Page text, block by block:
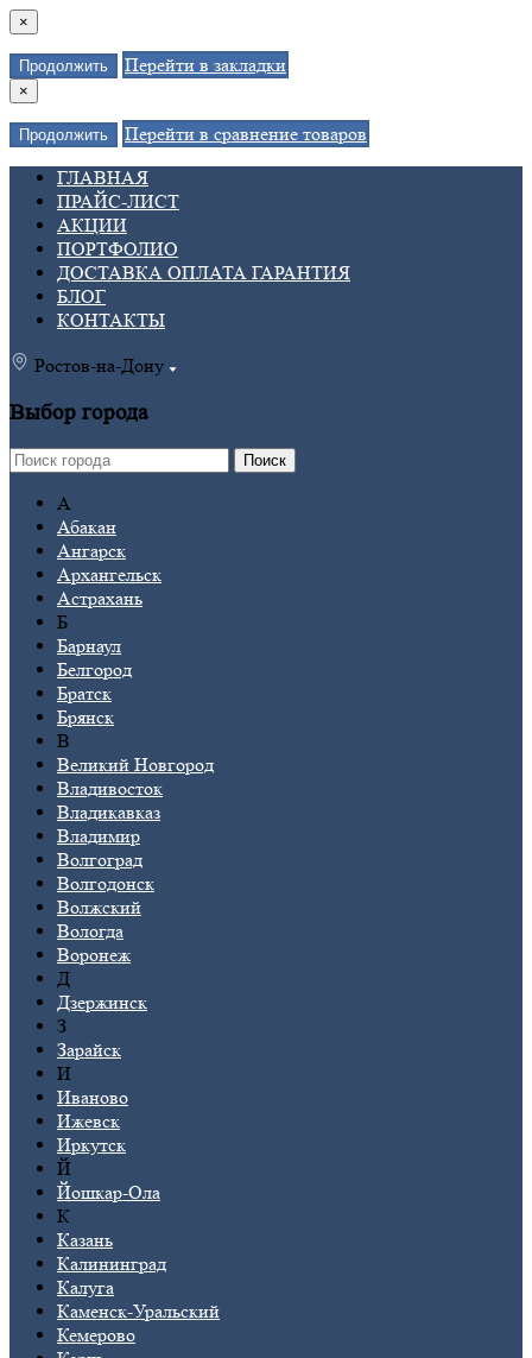
×
Продолжить Перейти в закладки
×
Продолжить
Перейти в сравнение товаров
ГЛАВНАЯ
ПРАЙС-ЛИСТ
АКЦИИ
ПОРТФОЛИО
ДОСТАВКА ОПЛАТА ГАРАНТИЯ
БЛОГ
КОНТАКТЫ
Ростов-на-Дону
Выбор города
Поиск
А
Абакан
Ангарск
Архангельск
Астрахань
Б
Барнаул
Белгород
Братск
Брянск
В
Великий Новгород
Владивосток
Владикавказ
Владимир
Волгоград
Волгодонск
Волжский
Вологда
Воронеж
Д
Дзержинск
З
Зарайск
И
Иваново
Ижевск
Иркутск
Й
Йошкар-Ола
К
Казань
Калининград
Калуга
Каменск-Уральский
Кемерово